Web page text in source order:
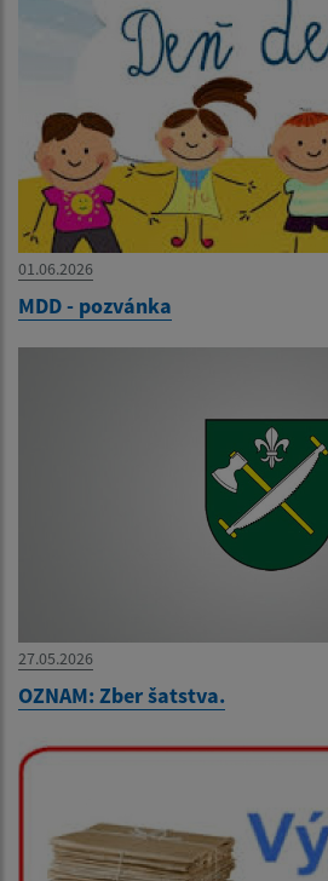
01.06.2026
MDD - pozvánka
27.05.2026
OZNAM: Zber šatstva.